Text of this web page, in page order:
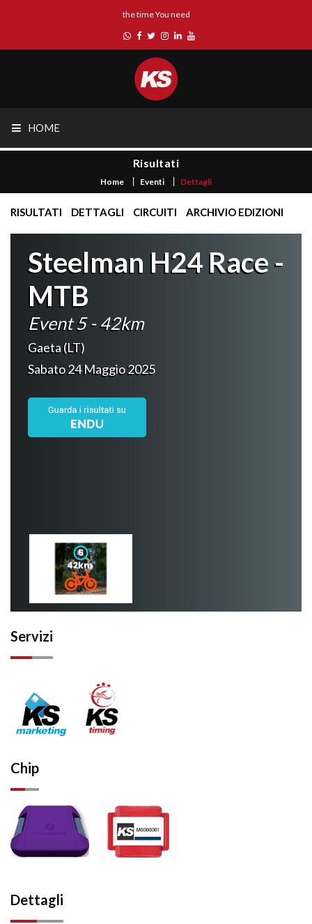
the time You need
HOME
Risultati
Home Eventi Dettagli
RISULTATI DETTAGLI CIRCUITI ARCHIVIO EDIZIONI
Steelman H24 Race -
MTB
Event 5 - 42km
Gaeta (LT)
Sabato 24 Maggio 2025
Servizi
Chip
Dettagli